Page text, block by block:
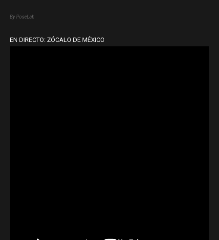
By PoseLab
EN DIRECTO: ZÓCALO DE MÉXICO